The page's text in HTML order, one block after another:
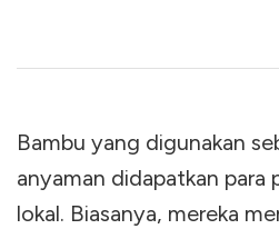
Bambu yang digunakan
anyaman didapatkan para
lokal. Biasanya, mereka